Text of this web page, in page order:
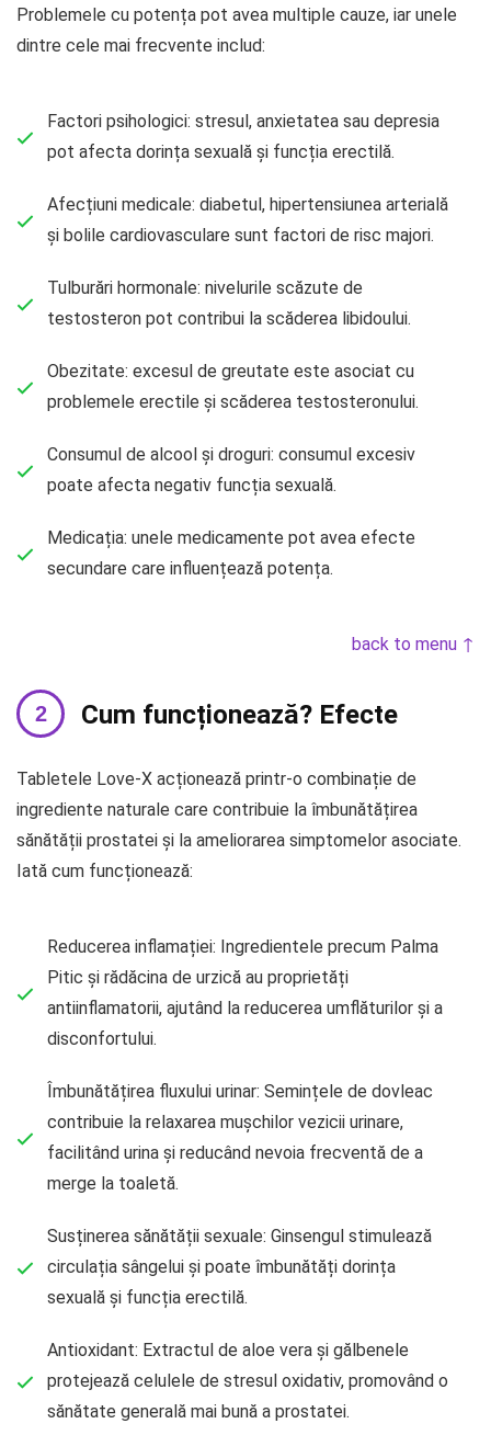
Problemele cu potența pot avea multiple cauze, iar unele
dintre cele mai frecvente includ:
Factori psihologici: stresul, anxietatea sau depresia
pot afecta dorința sexuală și funcția erectilă.
Afecțiuni medicale: diabetul, hipertensiunea arterială
și bolile cardiovasculare sunt factori de risc majori.
Tulburări hormonale: nivelurile scăzute de
testosteron pot contribui la scăderea libidoului.
Obezitate: excesul de greutate este asociat cu
problemele erectile și scăderea testosteronului.
Consumul de alcool și droguri: consumul excesiv
poate afecta negativ funcția sexuală.
Medicația: unele medicamente pot avea efecte
secundare care influențează potența.
back to menu ↑
Cum funcționează? Efecte
Tabletele Love-X acționează printr-o combinație de
ingrediente naturale care contribuie la îmbunătățirea
sănătății prostatei și la ameliorarea simptomelor asociate.
Iată cum funcționează:
Reducerea inflamației: Ingredientele precum Palma
Pitic și rădăcina de urzică au proprietăți
antiinflamatorii, ajutând la reducerea umflăturilor și a
disconfortului.
Îmbunătățirea fluxului urinar: Semințele de dovleac
contribuie la relaxarea mușchilor vezicii urinare,
facilitând urina și reducând nevoia frecventă de a
merge la toaletă.
Susținerea sănătății sexuale: Ginsengul stimulează
circulația sângelui și poate îmbunătăți dorința
sexuală și funcția erectilă.
Antioxidant: Extractul de aloe vera și gălbenele
protejează celulele de stresul oxidativ, promovând o
sănătate generală mai bună a prostatei.